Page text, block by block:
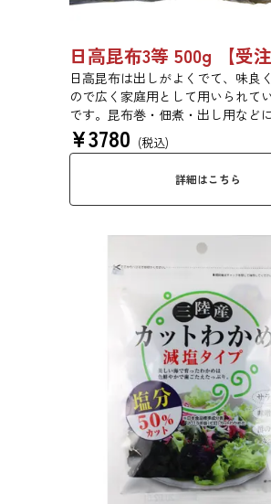
日高昆布は出しがよくでて、味良
ので広く家庭用として用いられて
です。昆布巻・佃煮・出し用など
とした旨みのある食感です。
¥3780 (税込)
詳細はこちら